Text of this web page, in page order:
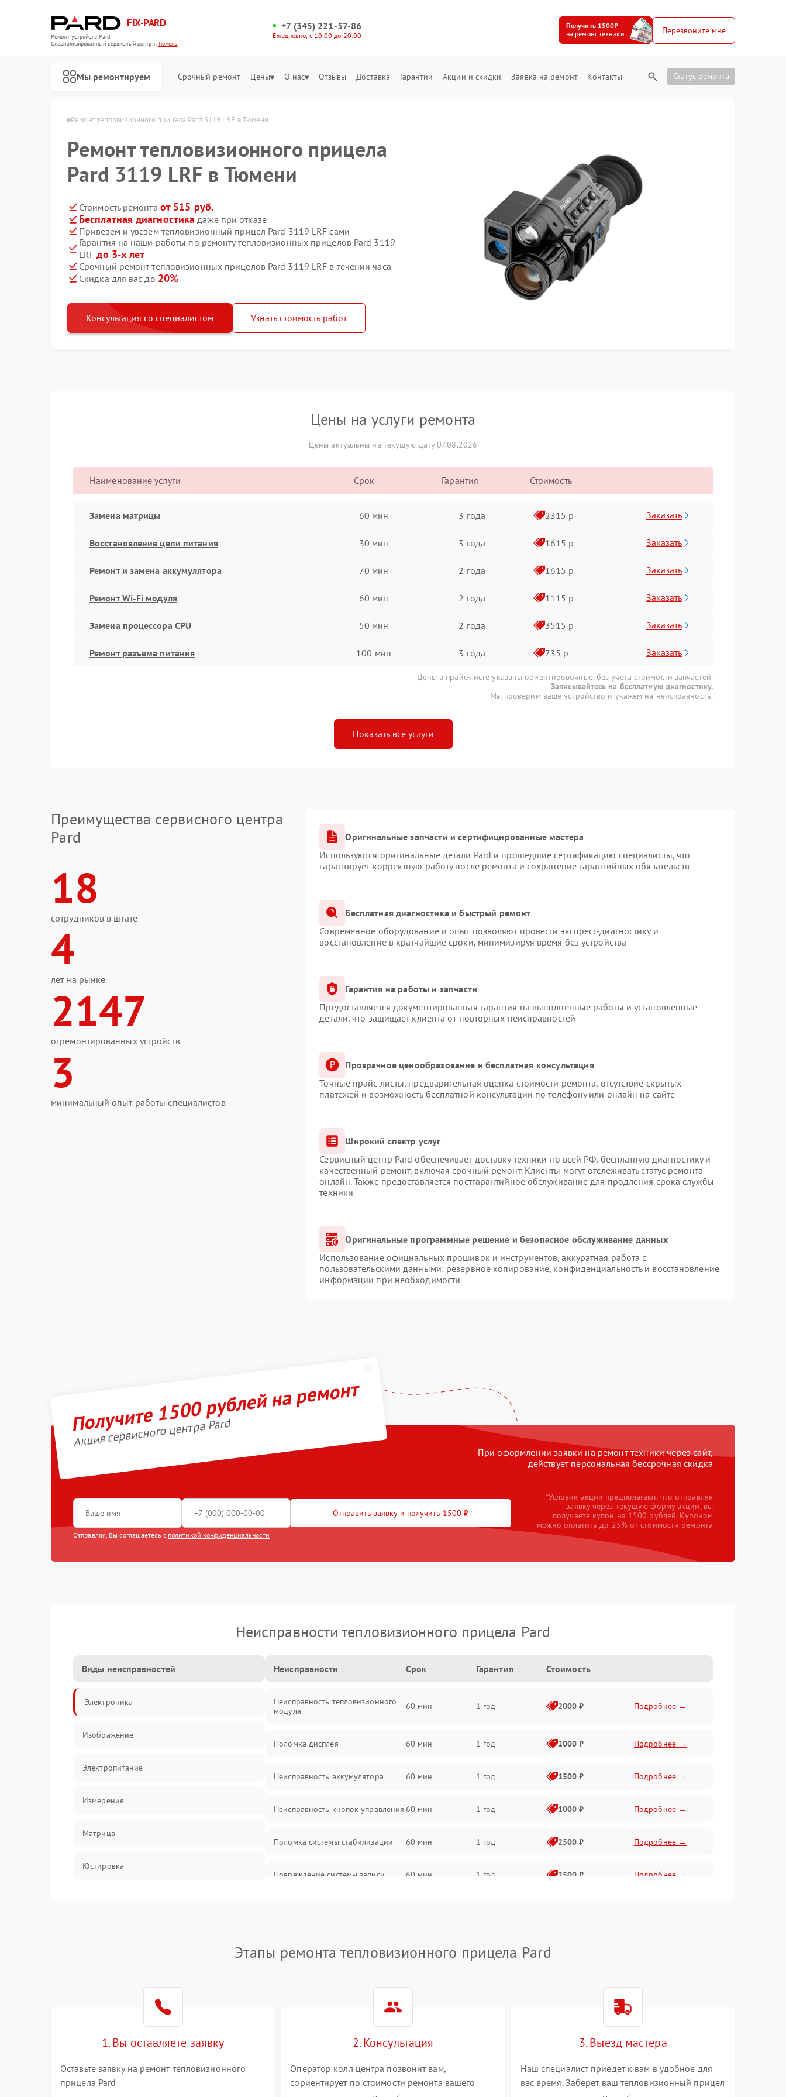
FIX-PARD
Ремонт устройств Pard
Специализированный cервисный центр г.Тюмень
+7 (345) 221-57-86
Ежедневно, с 10:00 до 20:00
Получить 1500₽
на ремонт техники
Перезвоните мне
Мы ремонтируем Срочный ремонт Цены О нас Отзывы Доставка Гарантии Акции и скидки Заявка на ремонт Контакты Статус ремонта
Pard в Тюмени Ремонт тепловизионного прицела Pard 3119 LRF в Тюмени
Ремонт тепловизионного прицела
Pard 3119 LRF в Тюмени
Стоимость ремонта от 515 руб.
Бесплатная диагностика даже при отказе
Привезем и увезем тепловизионный прицел Pard 3119 LRF сами
Гарантия на наши работы по ремонту тепловизионных прицелов Pard 3119
LRFдо 3-х лет
Срочный ремонт тепловизионных прицелов Pard 3119 LRF в течении часа
Скидка для вас до 20%
Консультация со специалистом Узнать стоимость работ
Цены на услуги ремонта
Цены актуальны на текущую дату 07.08.2026
Наименование услуги Срок Гарантия Стоимость
Замена матрицы 60 мин 3 года 2315 р Заказать
Восстановление цепи питания 30 мин 3 года 1615 р Заказать
Ремонт и замена аккумулятора 70 мин 2 года 1615 р Заказать
Ремонт Wi-Fi модуля 60 мин 2 года 1115 р Заказать
Замена процессора CPU 50 мин 2 года 3515 р Заказать
Ремонт разъема питания 100 мин 3 года 735 р Заказать
Цены в прайс-листе указаны ориентировочные, без учета стоимости запчастей.
Записывайтесь на бесплатную диагностику.
Мы проверим ваше устройство и укажем на неисправность.
Показать все услуги
Преимущества сервисного центра
Pard
18
сотрудников в штате
4
лет на рынке
2147
отремонтированных устройств
3
минимальный опыт работы специалистов
Оригинальные запчасти и сертифицированные мастера
Используются оригинальные детали Pard и прошедшие сертификацию специалисты, что
гарантирует корректную работу после ремонта и сохранение гарантийных обязательств
Бесплатная диагностика и быстрый ремонт
Современное оборудование и опыт позволяют провести экспресс-диагностику и
восстановление в кратчайшие сроки, минимизируя время без устройства
Гарантия на работы и запчасти
Предоставляется документированная гарантия на выполненные работы и установленные
детали, что защищает клиента от повторных неисправностей
Прозрачное ценообразование и бесплатная консультация
Точные прайс-листы, предварительная оценка стоимости ремонта, отсутствие скрытых
платежей и возможность бесплатной консультации по телефону или онлайн на сайте
Широкий спектр услуг
Сервисный центр Pard обеспечивает доставку техники по всей РФ, бесплатную диагностику и
качественный ремонт, включая срочный ремонт. Клиенты могут отслеживать статус ремонта
онлайн. Также предоставляется постгарантийное обслуживание для продления срока службы
техники
Оригинальные программные решение и безопасное обслуживание данных
Использование официальных прошивок и инструментов, аккуратная работа с
пользовательскими данными: резервное копирование, конфиденциальность и восстановление
информации при необходимости
Получите 1500 рублей на ремонт
Акция сервисного центра Pard
При оформлении заявки на ремонт техники через сайт,
действует персональная бессрочная скидка
Отправить заявку и получить 1500 ₽
Отправляя, Вы соглашаетесь с политикой конфиденциальности
*Условия акции предполагают, что отправляя
заявку через текущую форму акции, вы
получаете купон на 1500 рублей. Купоном
можно оплатить до 25% от стоимости ремонта
Неисправности тепловизионного прицела Pard
Виды неисправностей
Электроника
Изображение
Электропитание
Измерения
Матрица
Юстировка
Неисправности Срок Гарантия Стоимость
Неисправность тепловизионного
модуля
60 мин 1 год 2000 ₽ Подробнее →
Поломка дисплея 60 мин 1 год 2000 ₽ Подробнее →
Неисправность аккумулятора 60 мин 1 год 1500 ₽ Подробнее →
Неисправность кнопок управления 60 мин 1 год 1000 ₽ Подробнее →
Поломка системы стабилизации 60 мин 1 год 2500 ₽ Подробнее →
Повреждение системы записи 60 мин 1 год 2500 ₽ Подробнее →
автоматического отключения
короткого замыкания
Этапы ремонта тепловизионного прицела Pard
1. Вы оставляете заявку
Оставьте заявку на ремонт тепловизионного
прицела Pard
2. Консультация
Оператор колл центра позвонит вам,
сориентирует по стоимости ремонта вашего
3. Выезд мастера
Наш специалист приедет к вам в удобное для
вас время. Заберет ваш тепловизионный прицел